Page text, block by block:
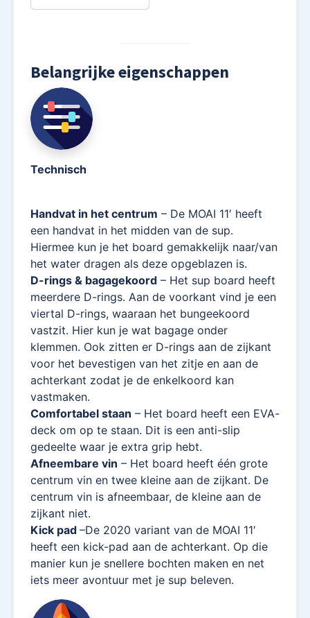
Belangrijke eigenschappen
Technisch
Handvat in het centrum – De MOAI 11′ heeft
een handvat in het midden van de sup.
Hiermee kun je het board gemakkelijk naar/van
het water dragen als deze opgeblazen is.
D-rings & bagagekoord – Het sup board heeft
meerdere D-rings. Aan de voorkant vind je een
viertal D-rings, waaraan het bungeekoord
vastzit. Hier kun je wat bagage onder
klemmen. Ook zitten er D-rings aan de zijkant
voor het bevestigen van het zitje en aan de
achterkant zodat je de enkelkoord kan
vastmaken.
Comfortabel staan – Het board heeft een EVA-
deck om op te staan. Dit is een anti-slip
gedeelte waar je extra grip hebt.
Afneembare vin – Het board heeft één grote
centrum vin en twee kleine aan de zijkant. De
centrum vin is afneembaar, de kleine aan de
zijkant niet.
Kick pad –De 2020 variant van de MOAI 11′
heeft een kick-pad aan de achterkant. Op die
manier kun je snellere bochten maken en net
iets meer avontuur met je sup beleven.